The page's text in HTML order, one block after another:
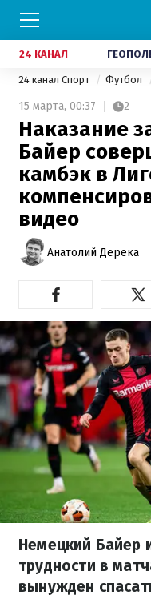
24 КАНАЛ
24 канал Спорт Футбол
15 марта, 00:37 2
Наказание
Байер
камбэк в
видео
Анатолий Дерека
Немецкий Байер
трудности в
вынужден